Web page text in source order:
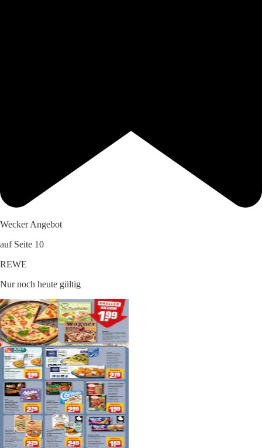
Wecker Angebot
auf Seite 10
REWE
Nur noch heute gültig